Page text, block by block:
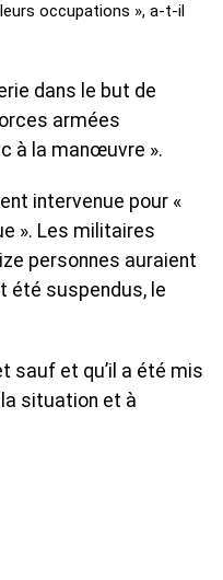
occupations », a-t-il
dans le but de
armées
à la manœuvre ».
intervenue pour «
». Les militaires
personnes auraient
été suspendus, le
sauf et qu’il a été mis
situation et à